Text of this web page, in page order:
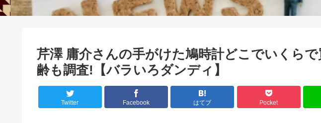
芹澤 庸介さんの手がけた鳩時計どこでいくら
齢も調査!【バラいろダンディ】
Twitter Facebook はてブ Pocket